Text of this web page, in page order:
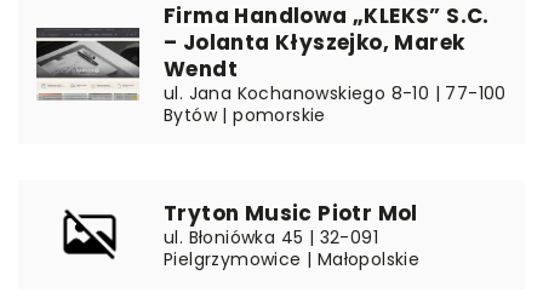
Firma Handlowa „KLEKS” S.C.
– Jolanta Kłyszejko, Marek
Wendt
ul. Jana Kochanowskiego 8-10 | 77-100
Bytów | pomorskie
Tryton Music Piotr Mol
ul. Błoniówka 45 | 32-091
Pielgrzymowice | Małopolskie